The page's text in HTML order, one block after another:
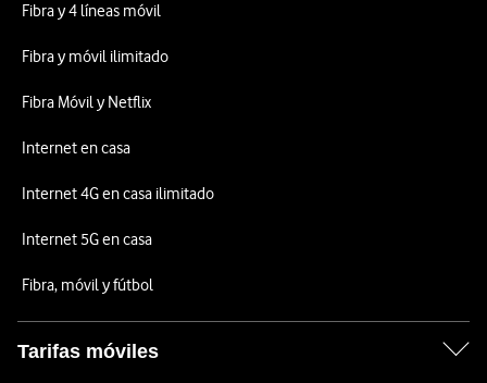
Fibra y 4 líneas móvil
Fibra y móvil ilimitado
Fibra Móvil y Netflix
Internet en casa
Internet 4G en casa ilimitado
Internet 5G en casa
Fibra, móvil y fútbol
Tarifas móviles